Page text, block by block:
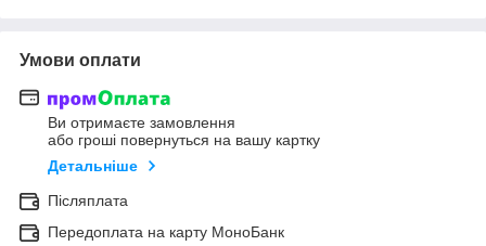
Умови оплати
Ви отримаєте замовлення
або гроші повернуться на вашу картку
Детальніше
Післяплата
Передоплата на карту МоноБанк